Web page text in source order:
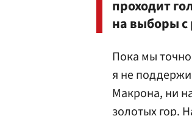
проходит
на выборы с
Пока мы
я не
Макрона, ни
золотых гор.